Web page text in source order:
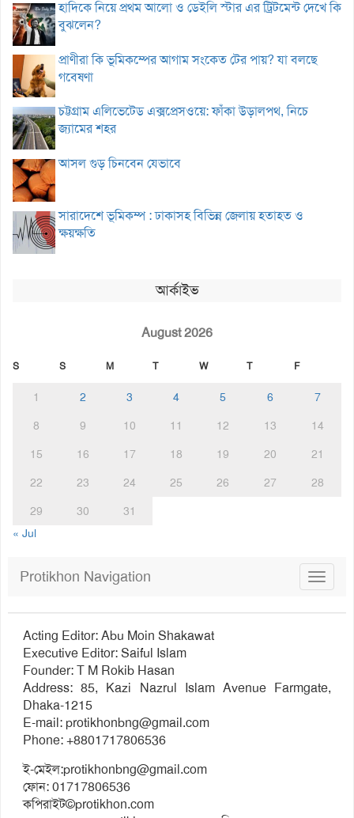
হাদিকে নিয়ে প্রথম আলো ও ডেইলি স্টার এর ট্রিটমেন্ট দেখে কি
বুঝলেন?
প্রাণীরা কি ভূমিকম্পের আগাম সংকেত টের পায়? যা বলছে
গবেষণা
চট্টগ্রাম এলিভেটেড এক্সপ্রেসওয়ে: ফাঁকা উড়ালপথ, নিচে
জ্যামের শহর
আসল গুড় চিনবেন যেভাবে
সারাদেশে ভূমিকম্প : ঢাকাসহ বিভিন্ন জেলায় হতাহত ও
ক্ষয়ক্ষতি
আর্কাইভ
August 2026
S S M T W T F
1 2 3 4 5 6
7
8
9 10 11 12 13
14
15
16 17 18 19 20
21
22
23 24 25 26 27
28
29
30
31
« Jul
Toggle
Protikhon Navigation
Acting Editor: Abu Moin Shakawat
Executive Editor: Saiful Islam
Founder: T M Rokib Hasan
Address: 85, Kazi Nazrul Islam Avenue Farmgate,
Dhaka-1215
E-mail:protikhonbng@gmail.com
Phone: +8801717806536
ই-মেইল:protikhonbng@gmail.com
ফোন: 01717806536
কপিরাইট©protikhon.com